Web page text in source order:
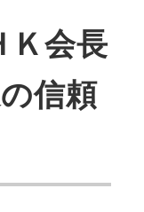
会長
信頼